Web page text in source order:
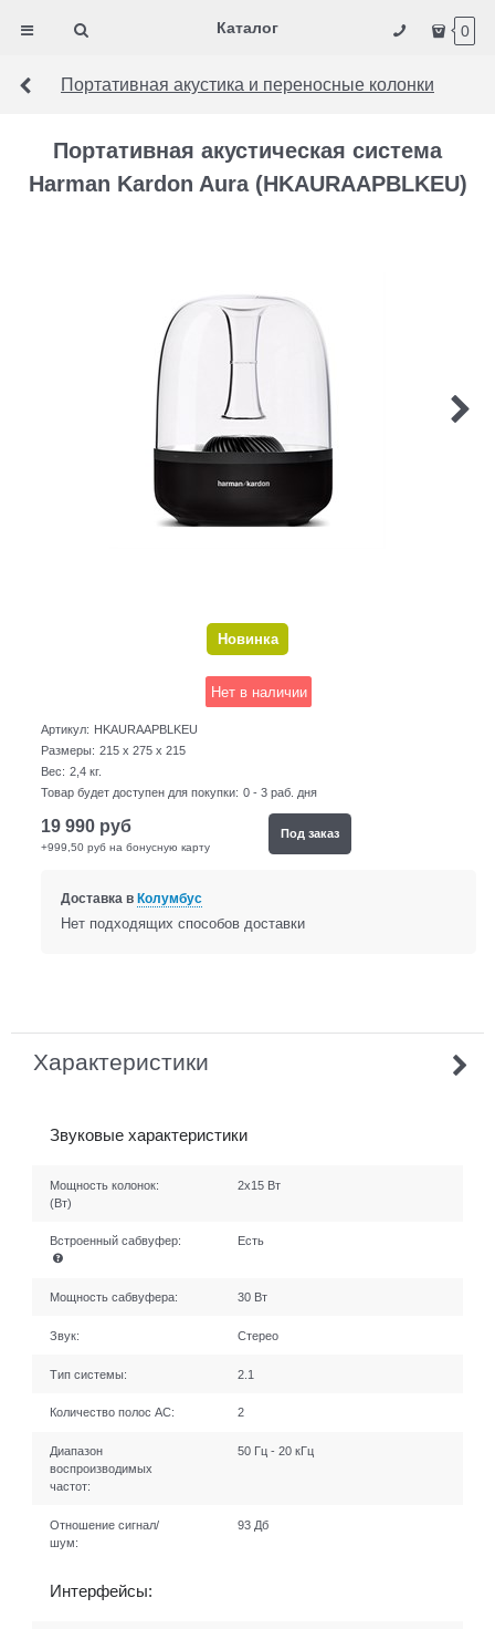
Каталог 0
Портативная акустика и переносные колонки
Портативная акустическая система
Harman Kardon Aura (HKAURAAPBLKEU)
Новинка
Нет в наличии
Артикул: HKAURAAPBLKEU
Размеры: 215 x 275 x 215
Вес: 2,4 кг.
Товар будет доступен для покупки: 0 - 3 раб. дня
19 990 руб
+999,50 руб на бонусную карту
Под заказ
Доставка в Колумбус
Нет подходящих способов доставки
Характеристики
Звуковые характеристики
Мощность колонок:
(Вт)
2x15 Вт
Встроенный сабвуфер: Есть
Мощность сабвуфера: 30 Вт
Звук: Стерео
Тип системы: 2.1
Количество полос AC: 2
Диапазон
воспроизводимых
частот:
50 Гц - 20 кГц
Отношение сигнал/
шум:
93 Дб
Интерфейсы: